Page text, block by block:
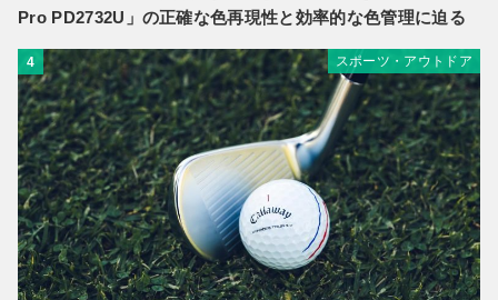
Pro PD2732U」の正確な色再現性と効率的な色管理に迫る
4 スポーツ・アウトドア